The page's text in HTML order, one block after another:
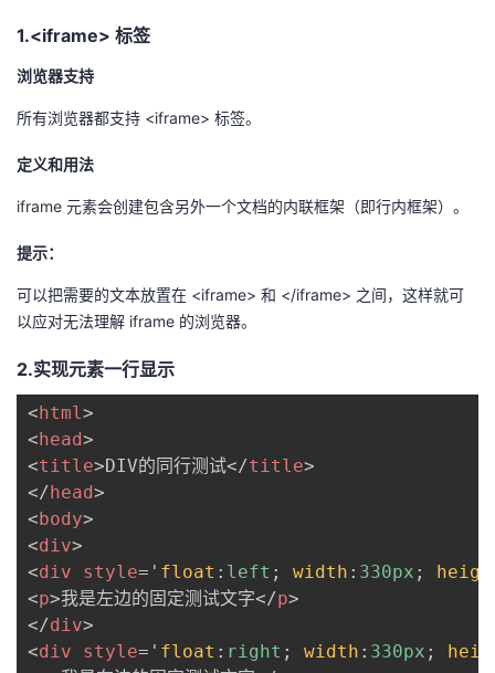
1.<iframe> 标签
浏览器支持
所有浏览器都支持 <iframe> 标签。
定义和用法
iframe 元素会创建包含另外一个文档的内联框架（即行内框架）。
提示：
可以把需要的文本放置在 <iframe> 和 </iframe> 之间，这样就可
以应对无法理解 iframe 的浏览器。
2.实现元素一行显示
<html>
<head>
<title>DIV的同行测试</title>
</head>
<body>
<div>
<div style= ' float : left ; width : 330px ;
<p>我是左边的固定测试文字</p>
</div>
<div style= ' float : right ; width : 330px ;